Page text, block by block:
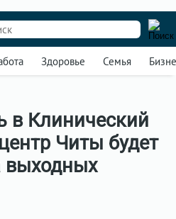
Здоровье Семья
в Клинический
Читы будет
выходных